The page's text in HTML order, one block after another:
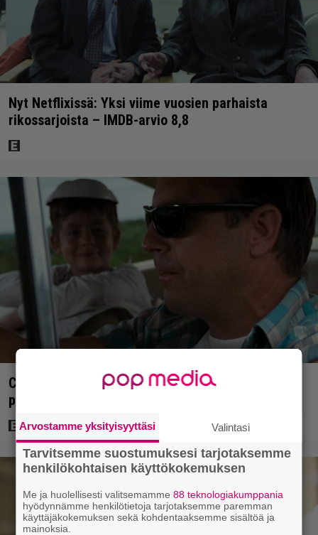
Nyt Netflixissä: Yksi viime vuosien parhaista
rikossarjoista – IMDB-arvio 8,8
Clint Eastwood näytti Kevin Costnerille kaapin
paikan hyvin yksinkertaisella toimenpiteellä
Arvostamme yksityisyyttäsi Valintasi
Tarvitsemme suostumuksesi tarjotaksemme
henkilökohtaisen käyttökokemuksen
Me ja huolellisesti valitsemamme88 teknologiakumppania
hyödynnämme henkilötietoja tarjotaksemme paremman
käyttäjäkokemuksen sekä kohdentaaksemme sisältöä ja
mainoksia.